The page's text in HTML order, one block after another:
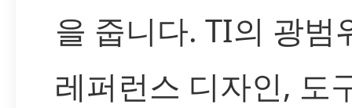
을 줍니다. TI의 광범
레퍼런스 디자인, 도